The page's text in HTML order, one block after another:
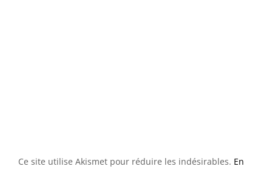
Ce site utilise Akismet pour réduire les indésirables. En